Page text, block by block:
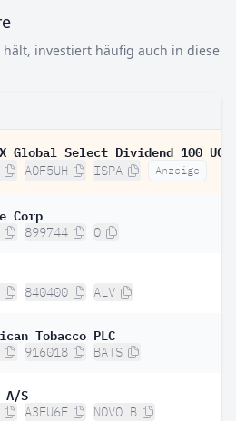
hält, investiert häufig auch in diese
A0F5UH ISPA Anzeige
Corp
899744 O
840400 ALV
Tobacco PLC
916018 BATS
A/S
A3EU6F NOVO B